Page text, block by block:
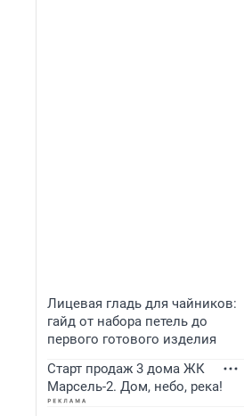
Лицевая гладь для чайников:
гайд от набора петель до
первого готового изделия
Старт продаж 3 дома ЖК
Марсель-2. Дом, небо, река!